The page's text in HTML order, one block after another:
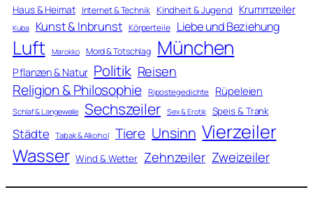
Haus & Heimat Internet & Technik Kindheit & Jugend Krummzeiler
Kuba Kunst & Inbrunst Körperteile Liebe und Beziehung
Luft Marokko Mord & Totschlag München
Pflanzen & Natur Politik Reisen
Religion & Philosophie Ripostegedichte Rüpeleien
Schlaf & Langeweile Sechszeiler Sex & Erotik Speis & Trank
Städte Tabak & Alkohol Tiere Unsinn Vierzeiler
Wasser Wind & Wetter Zehnzeiler Zweizeiler